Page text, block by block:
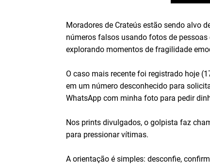
Moradores de Crateús estão sendo alvo
números falsos usando fotos de
explorando momentos de fragilidade
O caso mais recente foi registrado hoje
em um número desconhecido para
WhatsApp com minha foto para pedir
Nos prints divulgados, o golpista faz
para pressionar vítimas.
A orientação é simples: desconfie,